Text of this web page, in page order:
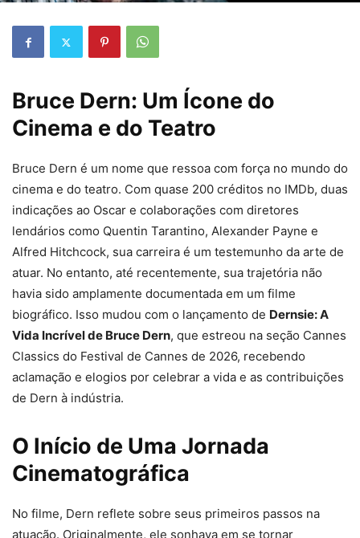
Bruce Dern: Um Ícone do
Cinema e do Teatro
Bruce Dern é um nome que ressoa com força no mundo do
cinema e do teatro. Com quase 200 créditos no IMDb, duas
indicações ao Oscar e colaborações com diretores
lendários como Quentin Tarantino, Alexander Payne e
Alfred Hitchcock, sua carreira é um testemunho da arte de
atuar. No entanto, até recentemente, sua trajetória não
havia sido amplamente documentada em um filme
biográfico. Isso mudou com o lançamento de Dernsie: A
Vida Incrível de Bruce Dern, que estreou na seção Cannes
Classics do Festival de Cannes de 2026, recebendo
aclamação e elogios por celebrar a vida e as contribuições
de Dern à indústria.
O Início de Uma Jornada
Cinematográfica
No filme, Dern reflete sobre seus primeiros passos na
atuação. Originalmente, ele sonhava em se tornar